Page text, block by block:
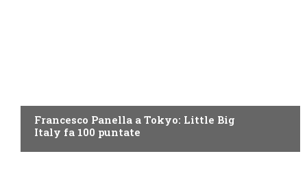
Francesco Panella a Tokyo: Little Big
Italy fa 100 puntate